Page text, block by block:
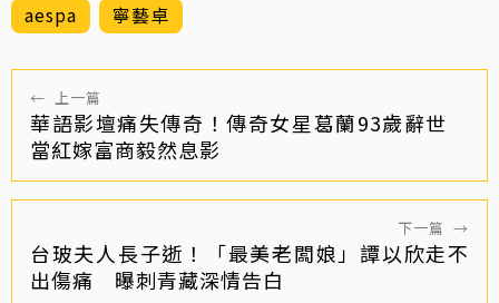
aespa 寧藝卓
← 上一篇
華語影壇痛失傳奇！傳奇女星葛蘭93歲辭世
當紅嫁富商毅然息影
下一篇 →
台玻夫人長子逝！「最美老闆娘」譚以欣走不
出傷痛 曝刺青藏深情告白